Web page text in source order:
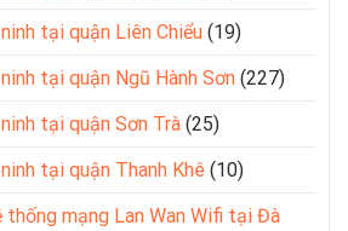
tại quận Liên Chiểu (19)
tại quận Ngũ Hành Sơn (227)
tại quận Sơn Trà (25)
tại quận Thanh Khê (10)
mạng Lan Wan Wifi tại Đà